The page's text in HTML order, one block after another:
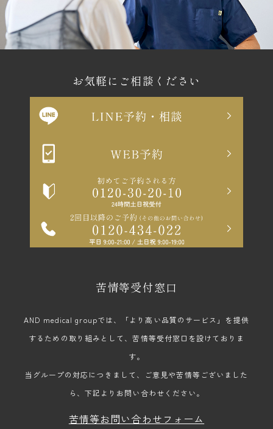
お気軽にご相談ください
苦情等受付窓口
AND medical groupでは、「より高い品質のサービス」を提供
するための取り組みとして、苦情等受付窓口を設けておりま
す。
当グループの対応につきまして、ご意見や苦情等ございました
ら、下記よりお問い合わせください。
苦情等お問い合わせフォーム